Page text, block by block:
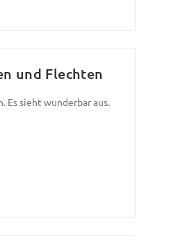
und Flechten
Es sieht wunderbar aus.